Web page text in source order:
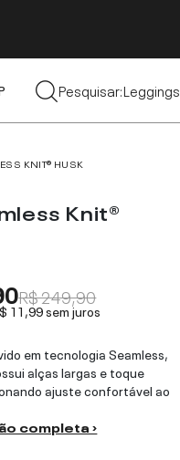
Pesquisar:
Tops
Leggings
KNIT® HUSK
Knit®
R$ 249,90
11,99sem juros
em tecnologia Seamless,
alças largas e toque
ajuste confortável ao
completa ›